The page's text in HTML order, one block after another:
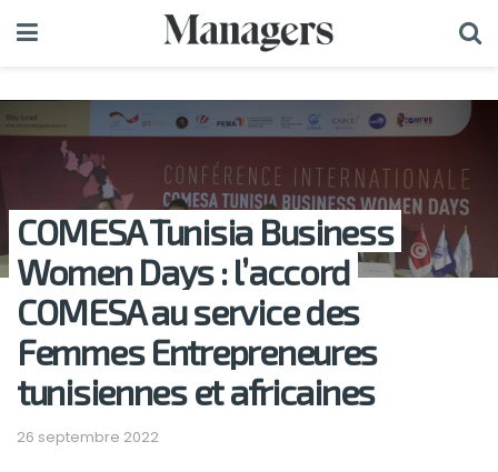
COMESA Tunisia Business
Women Days : l’accord
COMESA au service des
Femmes Entrepreneures
tunisiennes et africaines
26 septembre 2022